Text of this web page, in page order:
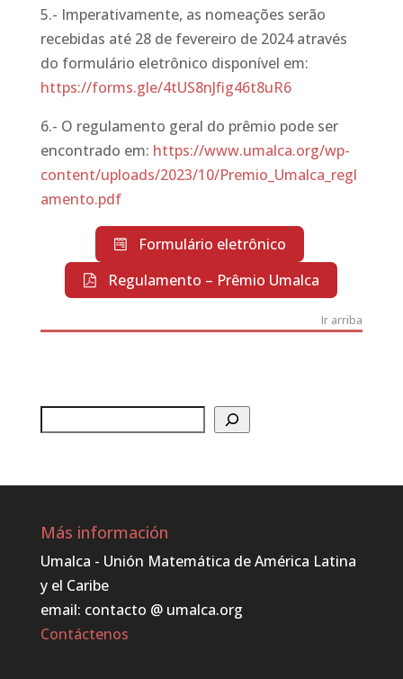
5.- Imperativamente, as nomeações serão
recebidas até 28 de fevereiro de 2024 através
do formulário eletrônico disponível em:
https://forms.gle/4tUS8nJfig46t8uR6
6.- O regulamento geral do prêmio pode ser
encontrado em: https://www.umalca.org/wp-
content/uploads/2023/10/Premio_Umalca_regl
amento.pdf
Formulário eletrônico
Regulamento – Prêmio Umalca
Ir arriba
Más información
Umalca - Unión Matemática de América Latina
y el Caribe
email: contacto @ umalca.org
Contáctenos